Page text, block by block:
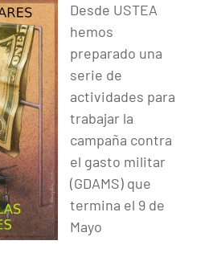
Desde USTEA
hemos
preparado una
serie de
actividades para
trabajar la
campaña contra
el gasto militar
(GDAMS) que
termina el 9 de
Mayo